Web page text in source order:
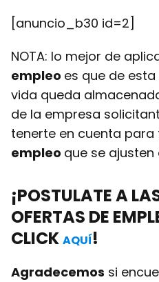
[anuncio_b30 id=2]
NOTA: lo mejor de
empleo es que de
vida queda
de la empresa
tenerte en cuenta para
empleo que se
¡POSTULATE A
OFERTAS DE
CLICK AQUÍ!
Agradecemos si